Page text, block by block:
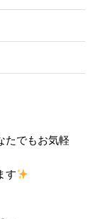
たでもお気軽
す